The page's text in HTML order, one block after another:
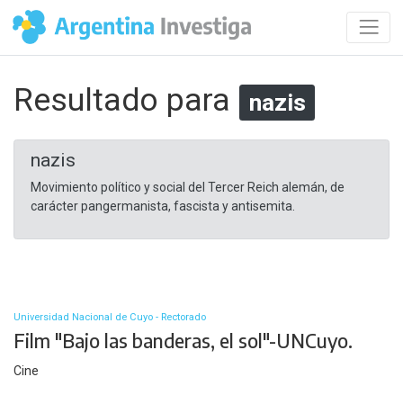
Resultado para nazis
nazis
Movimiento político y social del Tercer Reich alemán, de
carácter pangermanista, fascista y antisemita.
Universidad Nacional de Cuyo - Rectorado
Film "Bajo las banderas, el sol"-UNCuyo.
Cine